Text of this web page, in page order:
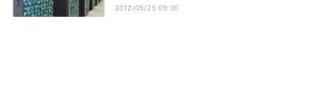
2012/05/25 09:30